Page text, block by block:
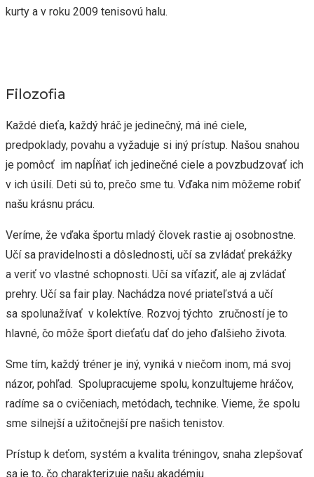
kurty a v roku 2009 tenisovú halu.
Filozofia
Každé dieťa, každý hráč je jedinečný, má iné ciele,
predpoklady, povahu a vyžaduje si iný prístup. Našou snahou
je pomôcť im napĺňať ich jedinečné ciele a povzbudzovať ich
v ich úsilí. Deti sú to, prečo sme tu. Vďaka nim môžeme robiť
našu krásnu prácu.
Veríme, že vďaka športu mladý človek rastie aj osobnostne.
Učí sa pravidelnosti a dôslednosti, učí sa zvládať prekážky
a veriť vo vlastné schopnosti. Učí sa víťaziť, ale aj zvládať
prehry. Učí sa fair play. Nachádza nové priateľstvá a učí
sa spolunažívať v kolektíve. Rozvoj týchto zručností je to
hlavné, čo môže šport dieťaťu dať do jeho ďalšieho života.
Sme tím, každý tréner je iný, vyniká v niečom inom, má svoj
názor, pohľad. Spolupracujeme spolu, konzultujeme hráčov,
radíme sa o cvičeniach, metódach, technike. Vieme, že spolu
sme silnejší a užitočnejší pre našich tenistov.
Prístup k deťom, systém a kvalita tréningov, snaha zlepšovať
sa je to, čo charakterizuje našu akadémiu.